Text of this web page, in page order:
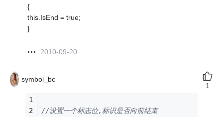
{
this.IsEnd = true;
}
2010-09-20
symbol_bc
//设置一个标志位,标识是否向前结束
1